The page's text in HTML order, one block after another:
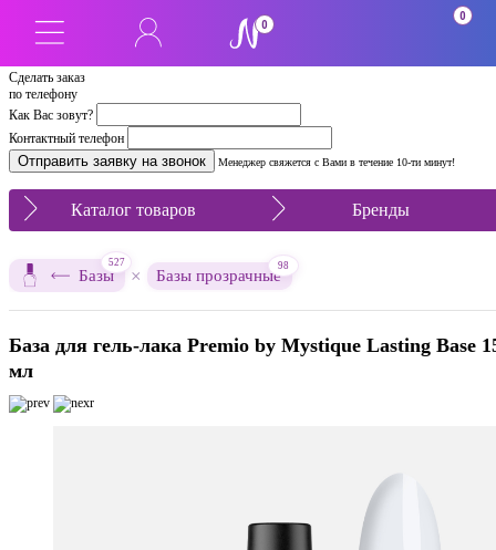
Сделать заказ
по телефону
Как Вас зовут?
Контактный телефон
Менеджер свяжется с Вами в течение 10-ти минут!
0
0
Каталог товаров Бренды
Базы
527
× Базы прозрачные
98
База для гель-лака Premio by Mystique Lasting Base
мл